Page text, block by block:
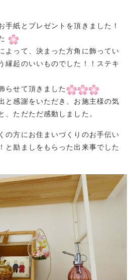
手紙とプレゼントを頂きました！
よって、決まった方角に飾ってい
縁起のいいものでした！！ステキ
らせて頂きました
と感謝をいただき、お施主様の気
、ただただ感動しました。
の方にお住まいづくりのお手伝い
と励ましをもらった出来事でした